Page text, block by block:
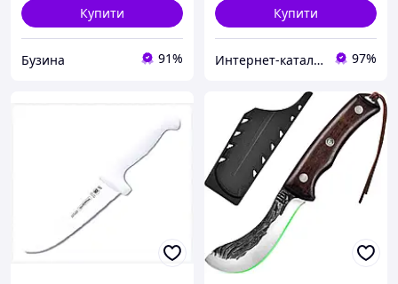
Купити
Бузина 91%
Купити
Интернет-катал​ог ск​​​​ид​​ок "OBNOVKA" 97%